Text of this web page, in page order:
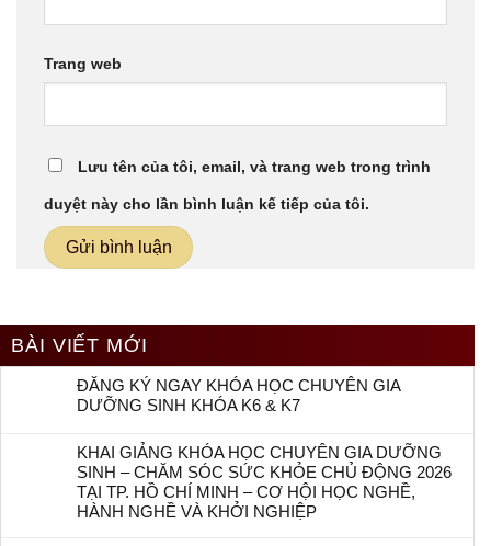
Trang web
Lưu tên của tôi, email, và trang web trong trình
duyệt này cho lần bình luận kế tiếp của tôi.
BÀI VIẾT MỚI
ĐĂNG KÝ NGAY KHÓA HỌC CHUYÊN GIA
DƯỠNG SINH KHÓA K6 & K7
KHAI GIẢNG KHÓA HỌC CHUYÊN GIA DƯỠNG
SINH – CHĂM SÓC SỨC KHỎE CHỦ ĐỘNG 2026
TẠI TP. HỒ CHÍ MINH – CƠ HỘI HỌC NGHỀ,
HÀNH NGHỀ VÀ KHỞI NGHIỆP